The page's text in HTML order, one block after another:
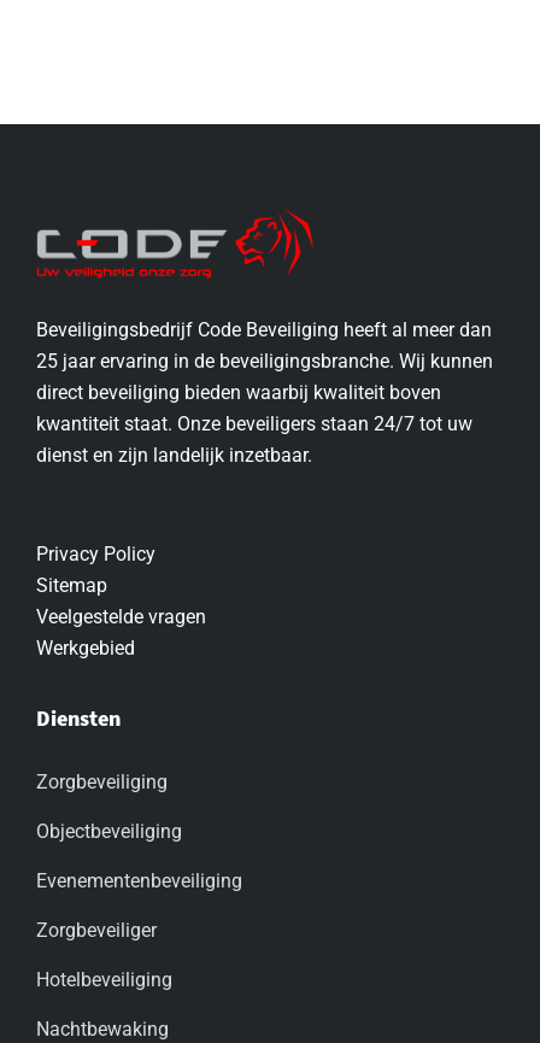
Beveiligingsbedrijf Code Beveiliging heeft al meer dan
25 jaar ervaring in de beveiligingsbranche. Wij kunnen
direct beveiliging bieden waarbij kwaliteit boven
kwantiteit staat. Onze beveiligers staan 24/7 tot uw
dienst en zijn landelijk inzetbaar.
Privacy Policy
Sitemap
Veelgestelde vragen
Werkgebied
Diensten
Zorgbeveiliging
Objectbeveiliging
Evenementenbeveiliging
Zorgbeveiliger
Hotelbeveiliging
Nachtbewaking